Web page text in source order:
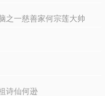
之一慈善家何宗莲大帅
诗仙何逊